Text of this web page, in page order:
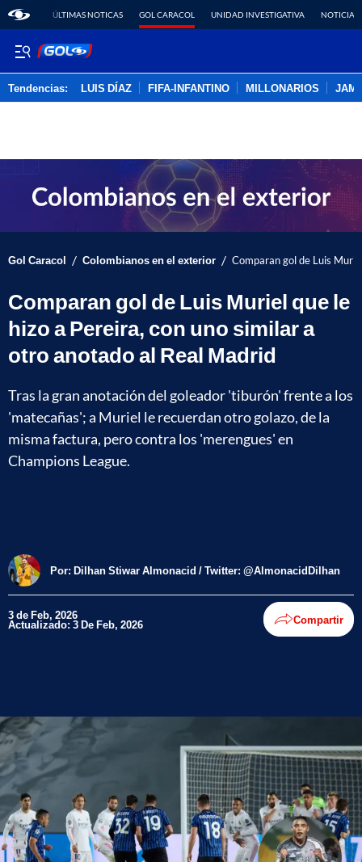
ÚLTIMAS NOTICAS GOL CARACOL UNIDAD INVESTIGATIVA NOTICIAS
Tendencias: LUIS DÍAZ FIFA-INFANTINO MILLONARIOS
Gol Caracol / Colombianos en el exterior / Comparan gol de Luis
Comparan gol de Luis Muriel que le
hizo a Pereira, con uno similar a
otro anotado al Real Madrid
Tras la gran anotación del goleador 'tiburón' frente a los
'matecañas'; a Muriel le recuerdan otro golazo, de la
misma factura, pero contra los 'merengues' en
Champions League.
Por: Dilhan Stiwar Almonacid / Twitter: @AlmonacidDilhan
3 de Feb, 2026
Actualizado: 3 De Feb, 2026 Compartir